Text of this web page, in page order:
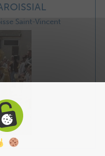
Saint-Vincent